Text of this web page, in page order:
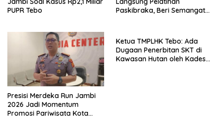
PUPR Tebo
Paskibraka, Beri Semangat
Presisi Merdeka Run Jambi
2026 Jadi Momentum
Promosi Pariwisata Kota
Ketua TMPLHK Tebo: Ada
Dugaan Penerbitan SKT di
Kawasan Hutan oleh Kades